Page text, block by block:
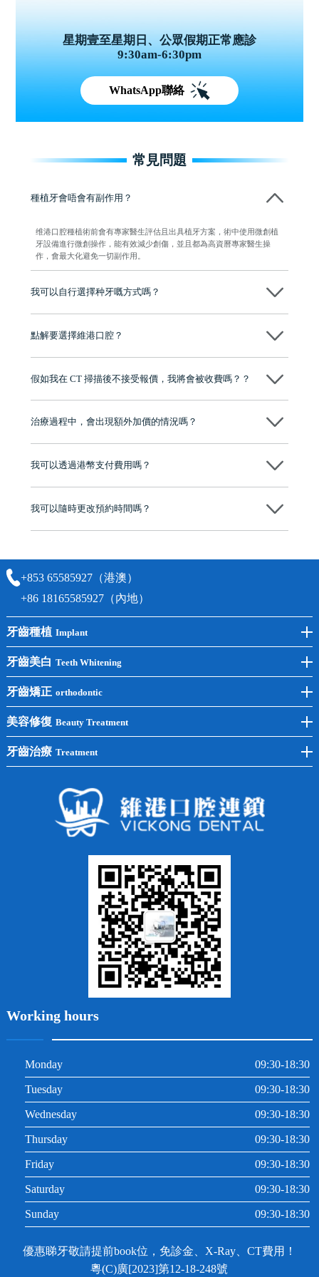
星期壹至星期日、公眾假期正常應診
9:30am-6:30pm
WhatsApp聯絡
常見問題
種植牙會唔會有副作用？
维港口腔種植術前會有專家醫生評估且出具植牙方案，術中使用微創植
牙設備進行微創操作，能有效減少創傷，並且都為高資曆專家醫生操
作，會最大化避免一切副作用。
我可以自行選擇种牙嘅方式嗎？
程及費用，未開始實際治療服務前，不會收取任何費用
點解要選擇維港口腔？
牌」、「2025香港企業領袖品牌」，是諾貝爾種植系統全球放心植牙中
至今已服務超過三十個國家和地區的顧客，受到粵港澳大灣區及周邊城
市市民極高的口碑評價及信任推薦 珠海、深圳設有八大分院，香港亦設
有咨詢及服務保障中心，有任何問題都可以隨時預約免費咨詢，讓人十
假如我在 CT 掃描後不接受報價，我將會被收費嗎？？
不會！只要未開始實際服務之前，你不會被收取任何費用。
治療過程中，會出現額外加價的情況嗎？
我可以透過港幣支付費用嗎？
我可以隨時更改預約時間嗎？
+853 65585927（港澳）
+86 18165585927（內地）
牙齒種植 Implant
前牙種植
後牙種植
單顆種植
半口種植
全口種植
牙齒美白 Teeth Whitening
冷光美白
洗牙
四環素牙
常見問題
牙齒矯正 orthodontic
牙齒矯正
兒童矯正
牙列不齊
美容修復 Beauty Treatment
全瓷牙
牙齒治療 Treatment
Working hours
Monday 09:30-18:30
Tuesday 09:30-18:30
Wednesday 09:30-18:30
Thursday 09:30-18:30
Friday 09:30-18:30
Saturday 09:30-18:30
Sunday 09:30-18:30
優惠睇牙敬請提前book位，免診金、X-Ray、CT費用！
粵(C)廣[2023]第12-18-248號